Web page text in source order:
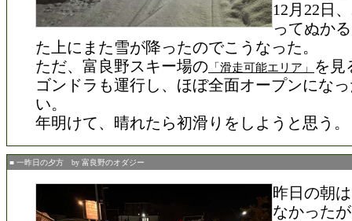
12月22日
ってぬか
た上にまた雪が降ったのでこうなった。
ただ、富良野スキー場の 「滑走可能エリア」
を見
ゴンドラも運行し、ほぼ全面オープンにな
い。
年明けて、晴れたら初滑りをしようと思う。
■ 一昨日の夕方 by 富良野のオダジー
昨日の朝
なかった